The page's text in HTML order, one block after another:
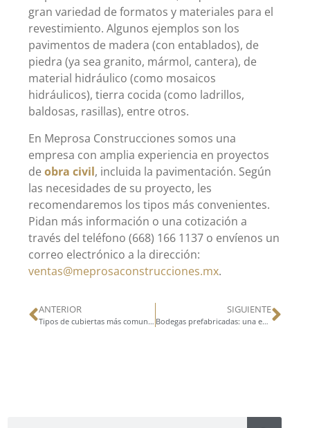
gran variedad de formatos y materiales para el
revestimiento. Algunos ejemplos son los
pavimentos de madera (con entablados), de
piedra (ya sea granito, mármol, cantera), de
material hidráulico (como mosaicos
hidráulicos), tierra cocida (como ladrillos,
baldosas, rasillas), entre otros.
En Meprosa Construcciones somos una
empresa con amplia experiencia en proyectos
de obra civil, incluida la pavimentación. Según
las necesidades de su proyecto, les
recomendaremos los tipos más convenientes.
Pidan más información o una cotización a
través del teléfono (668) 166 1137 o envíenos un
correo electrónico a la dirección:
ventas@meprosaconstrucciones.mx.
ANTERIOR
Tipos de cubiertas más comunes en naves industriales
SIGUIENTE
Bodegas prefabricadas: una excelente alternativa a las bodegas de hormigón